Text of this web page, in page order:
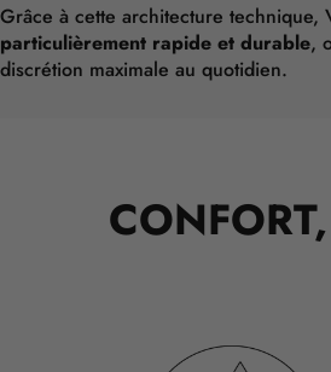
Grâce à cette architecture technique,
particulièrement rapide et durable,
discrétion maximale au quotidien.